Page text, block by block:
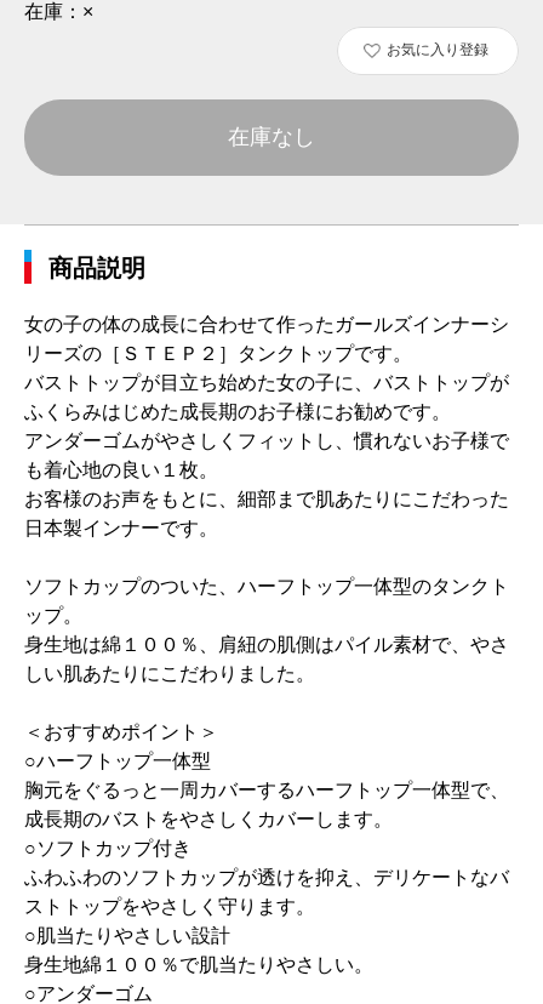
在庫： ×
お気に入り登録
在庫なし
商品説明
女の子の体の成長に合わせて作ったガールズインナーシ
リーズの［ＳＴＥＰ２］タンクトップです。
バストトップが目立ち始めた女の子に、バストトップが
ふくらみはじめた成長期のお子様にお勧めです。
アンダーゴムがやさしくフィットし、慣れないお子様で
も着心地の良い１枚。
お客様のお声をもとに、細部まで肌あたりにこだわった
日本製インナーです。
ソフトカップのついた、ハーフトップ一体型のタンクト
ップ。
身生地は綿１００％、肩紐の肌側はパイル素材で、やさ
しい肌あたりにこだわりました。
＜おすすめポイント＞
○ハーフトップ一体型
胸元をぐるっと一周カバーするハーフトップ一体型で、
成長期のバストをやさしくカバーします。
○ソフトカップ付き
ふわふわのソフトカップが透けを抑え、デリケートなバ
ストトップをやさしく守ります。
○肌当たりやさしい設計
身生地綿１００％で肌当たりやさしい。
○アンダーゴム